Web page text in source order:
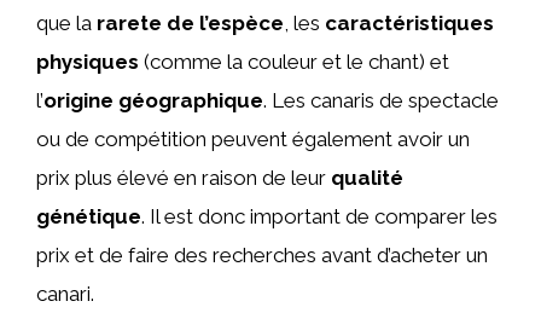
que la rarete de l’espèce, les caractéristiques
physiques (comme la couleur et le chant) et
l’origine géographique. Les canaris de spectacle
ou de compétition peuvent également avoir un
prix plus élevé en raison de leur qualité
génétique. Il est donc important de comparer les
prix et de faire des recherches avant d’acheter un
canari.